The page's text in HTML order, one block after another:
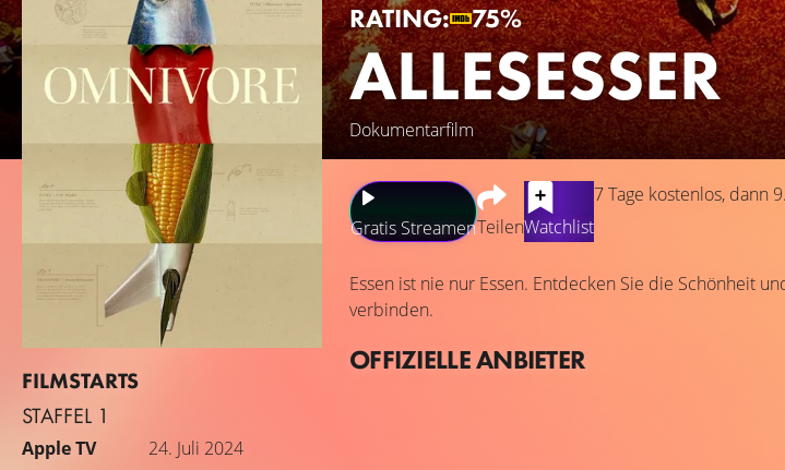
RATING: 75%
ALLESESSER
Dokumentarfilm
FILMSTARTS
STAFFEL 1
Apple TV 24. Juli 2024
Gratis StreamenTeilenWatchlist
7 Tage kostenlos, dann
Essen ist nie nur Essen. Entdecken Sie die Schönheit
verbinden.
OFFIZIELLE ANBIETER